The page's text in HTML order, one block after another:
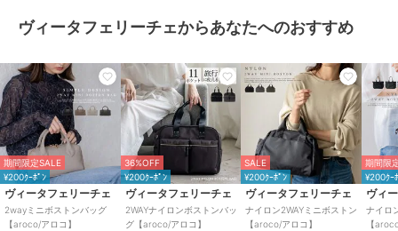
●内ポケット：オープンポケット3、ファスナー付きポケット2
●バッグのみ重量：約440g
●素材：PU
●仕様：2way
●バッグのメイン開閉口はファスナーになっております。
※原価高騰に伴い価格改定を行っております。入荷時期により下げ札
の価格が異なる場合がございますが、正しい販売価格は商品ページの
表示価格となります。
ヴィータフェリーチェからあなたへのおすすめ
期間限定SALE
¥200ｸｰﾎﾟﾝ
ヴィータフェリーチェ
2wayミニボストンバッグ
【aroco/アロコ】
36%OFF
¥200ｸｰﾎﾟﾝ
ヴィータフェリーチェ
2WAYナイロンボストンバッ
グ【aroco/アロコ】
SALE
¥200ｸｰﾎﾟﾝ
ヴィータフェリーチェ
ナイロン2WAYミニボストン
【aroco/アロコ】
期間限
¥200ｸｰ
ヴィ
ナイロ
【